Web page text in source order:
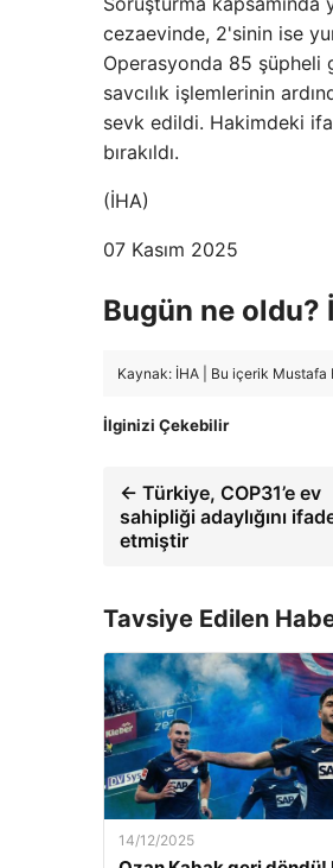
cezaevinde, 2'sinin ise
Operasyonda 85 şüpheli
savcılık işlemlerinin
sevk edildi. Hakimdeki
bırakıldı.
(İHA)
07 Kasım 2025
Bugün ne oldu?
Kaynak: İHA | Bu içerik Mustafa
İlginizi Çekebilir
← Türkiye, COP31’e ev
sahipliği adaylığını
etmiştir
Tavsiye Edilen
14/12/2025